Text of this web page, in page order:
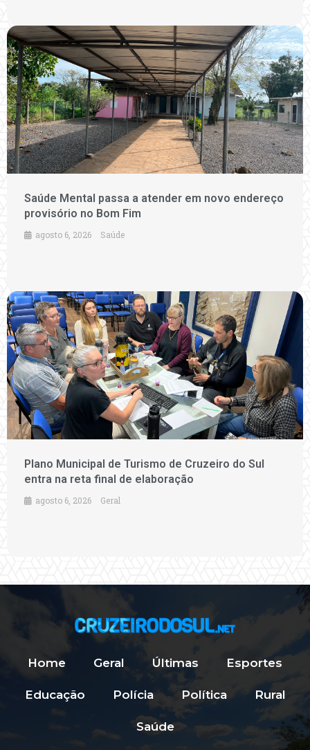
Saúde Mental passa a atender em novo endereço
provisório no Bom Fim
agosto 6, 2026 Saúde
Plano Municipal de Turismo de Cruzeiro do Sul
entra na reta final de elaboração
agosto 6, 2026 Geral
Home Geral Últimas Esportes
Educação Polícia Política Rural
Saúde